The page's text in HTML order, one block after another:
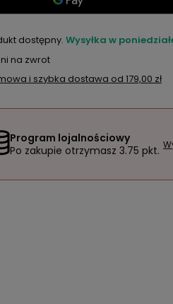
dostępny Wysyłka w
na zwrot
i szybka dostawa od 179,00 zł
Program lojalnościowy
Po zakupie otrzymasz 3.75 pkt.